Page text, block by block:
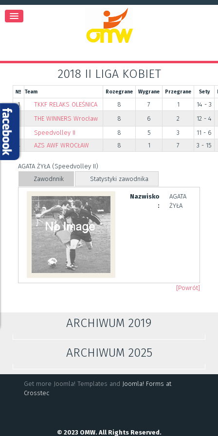
2018 II LIGA KOBIET
№ Team Rozegrane Wygrane Przegrane Sety
1 TKKF RELAKS OLEŚNICA 8 7 1
14 - 3
THE WINNERS Wrocław 8 6 2
12 - 4
Speedvolley II 8 5 3
11 - 6
4
AZS AWF WROCŁAW 8 1 7 3 - 15
AGATA ŻYŁA (Speedvolley II)
Zawodnnik
Statystyki zawodnika
Nazwisko
:
AGATA
ŻYŁA
[Powrót]
ARCHIWUM 2019
ARCHIWUM 2025
Get more Joomla! Templates and Joomla! Forms at
Crosstec
© 2023 OMW. All Rights Reserved.